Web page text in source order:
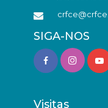
SIGA-NOS
Visitas